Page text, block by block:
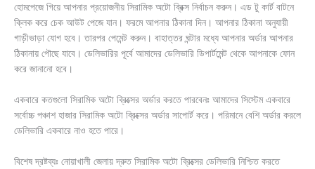
হোমপেজে গিয়ে আপনার প্রয়োজনীয় সিরামিক অটো ব্রিক্স নির্বাচন করুন। এড টু কার্ট বাটনে
ক্লিক করে চেক আউট পেজে যান। ফরমে আপনার ঠিকানা দিন। আপনার ঠিকানা অনুযায়ী
গাড়ীভাড়া যোগ হবে। তারপর পেমেন্ট করুন। বাহাত্তর ঘন্টার মধ্যে আপনার অর্ডার আপনার
ঠিকানায় পৌছে যাবে। ডেলিভারির পূর্বে আমাদের ডেলিভারি ডিপার্টমেন্ট থেকে আপনাকে ফোন
করে জানানো হবে।
একবারে কতগুলো সিরামিক অটো ব্রিক্সের অর্ডার করতে পারবেনঃ আমাদের সিস্টেম একবারে
সর্বোচ্চ পঞ্চাশ হাজার সিরামিক অটো ব্রিক্সের অর্ডার সাপোর্ট করে। পরিমানে বেশি অর্ডার করলে
ডেলিভারি একবারে নাও হতে পারে।
বিশেষ দ্রষ্টব্যঃ নোয়াখালী জেলায় দ্রুত সিরামিক অটো ব্রিক্সের ডেলিভারি নিশ্চিত করতে